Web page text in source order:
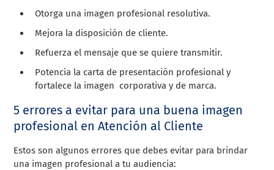
Otorga una imagen profesional resolutiva.
Mejora la disposición de cliente.
Refuerza el mensaje que se quiere transmitir.
Potencia la carta de presentación profesional y
fortalece la imagen corporativa y de marca.
5 errores a evitar para una buena imagen
profesional en Atención al Cliente
Estos son algunos errores que debes evitar para brindar
una imagen profesional a tu audiencia: